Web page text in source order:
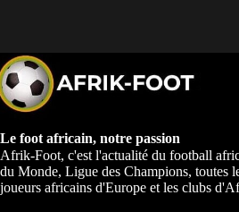
Le foot africain, notre passion
Afrik-Foot, c'est l'actualité du football
du Monde, Ligue des Champions, toutes
joueurs africains d'Europe et les clubs